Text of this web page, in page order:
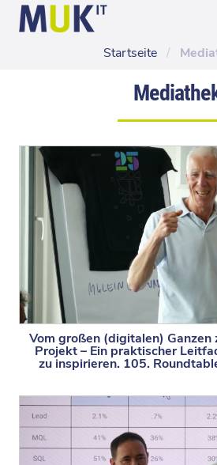
Startseite /
Vom großen (digitalen) Ganzen
Projekt – Ein praktischer
zu inspirieren. 105.